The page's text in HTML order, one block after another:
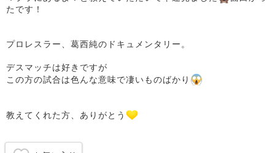
たです！
プロレスラー、葛西純のドキュメンタリー。
デスマッチは好きですが
この方の試合は色んな意味で凄いものばかり
教えてくれた方、ありがとう